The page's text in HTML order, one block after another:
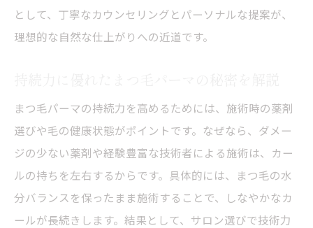
として、丁寧なカウンセリングとパーソナルな提案が、
理想的な自然な仕上がりへの近道です。
まつ毛パーマの持続力を高めるためには、施術時の薬剤
選びや毛の健康状態がポイントです。なぜなら、ダメー
ジの少ない薬剤や経験豊富な技術者による施術は、カー
ルの持ちを左右するからです。具体的には、まつ毛の水
分バランスを保ったまま施術することで、しなやかなカ
ールが長続きします。結果として、サロン選びで技術力